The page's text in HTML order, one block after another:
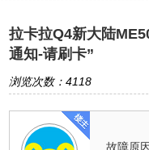
拉卡拉Q4新大陆
通知-请刷卡”
浏览次数：4118
故障原